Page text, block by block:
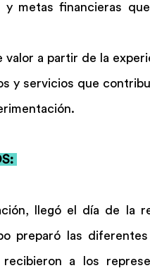
y metas financieras
a partir de la
y servicios que
llegó el día de la
preparó las
recibieron a los